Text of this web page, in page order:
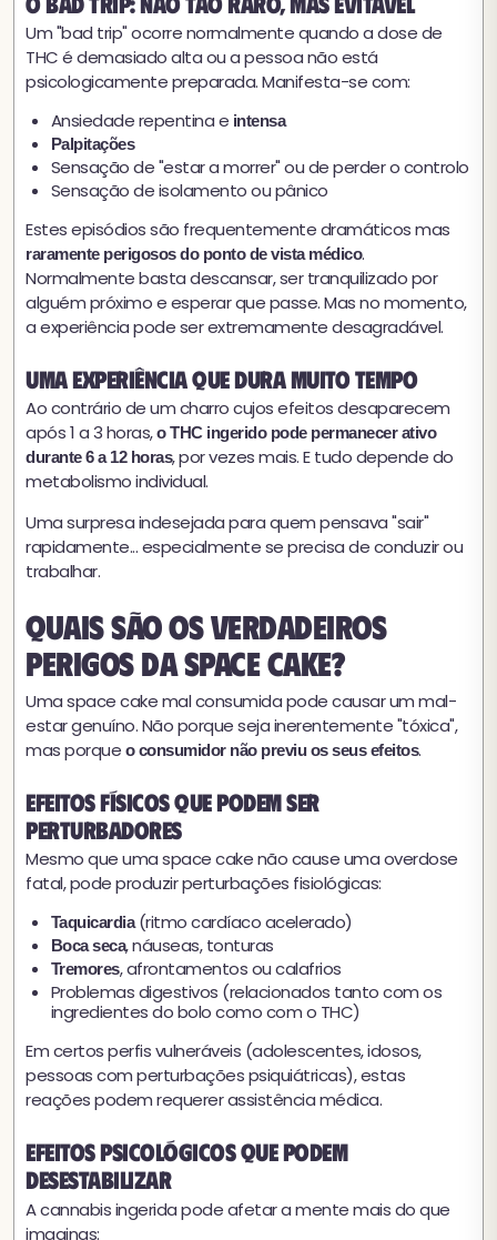
Um "bad trip" ocorre normalmente quando a dose de
THC é demasiado alta ou a pessoa não está
psicologicamente preparada. Manifesta-se com:
Ansiedade repentina e intensa
Palpitações
Sensação de "estar a morrer" ou de perder o controlo
Sensação de isolamento ou pânico
Estes episódios são frequentemente dramáticos mas
raramente perigosos do ponto de vista médico.
Normalmente basta descansar, ser tranquilizado por
alguém próximo e esperar que passe. Mas no momento,
a experiência pode ser extremamente desagradável.
Uma experiência que dura muito tempo
Ao contrário de um charro cujos efeitos desaparecem
após 1 a 3 horas,o THC ingerido pode permanecer ativo
durante 6 a 12 horas, por vezes mais. E tudo depende do
metabolismo individual.
Uma surpresa indesejada para quem pensava "sair"
rapidamente... especialmente se precisa de conduzir ou
trabalhar.
Quais são os verdadeiros
perigos da space cake?
Uma space cake mal consumida pode causar um mal-
estar genuíno. Não porque seja inerentemente "tóxica",
mas porque o consumidor não previu os seus efeitos.
Efeitos físicos que podem ser
perturbadores
Mesmo que uma space cake não cause uma overdose
fatal, pode produzir perturbações fisiológicas:
Taquicardia(ritmo cardíaco acelerado)
Boca seca, náuseas, tonturas
Tremores, afrontamentos ou calafrios
Problemas digestivos (relacionados tanto com os
ingredientes do bolo como com o THC)
Em certos perfis vulneráveis (adolescentes, idosos,
pessoas com perturbações psiquiátricas), estas
reações podem requerer assistência médica.
Efeitos psicológicos que podem
desestabilizar
A cannabis ingerida pode afetar a mente mais do que
imaginas: